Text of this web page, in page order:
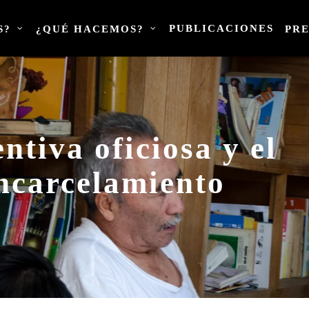
¿QUÉ HACEMOS? PUBLICACIONES
oficiosa y el